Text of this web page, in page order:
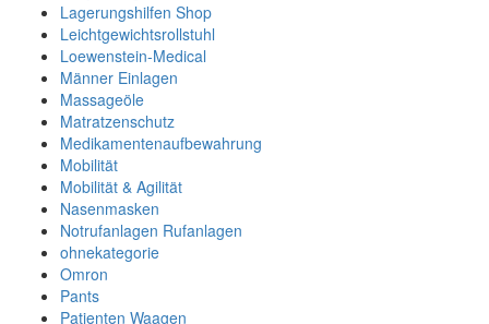
Lagerungshilfen Shop
Leichtgewichtsrollstuhl
Loewenstein-Medical
Männer Einlagen
Massageöle
Matratzenschutz
Medikamentenaufbewahrung
Mobilität
Mobilität & Agilität
Nasenmasken
Notrufanlagen Rufanlagen
ohnekategorie
Omron
Pants
Patienten Waagen